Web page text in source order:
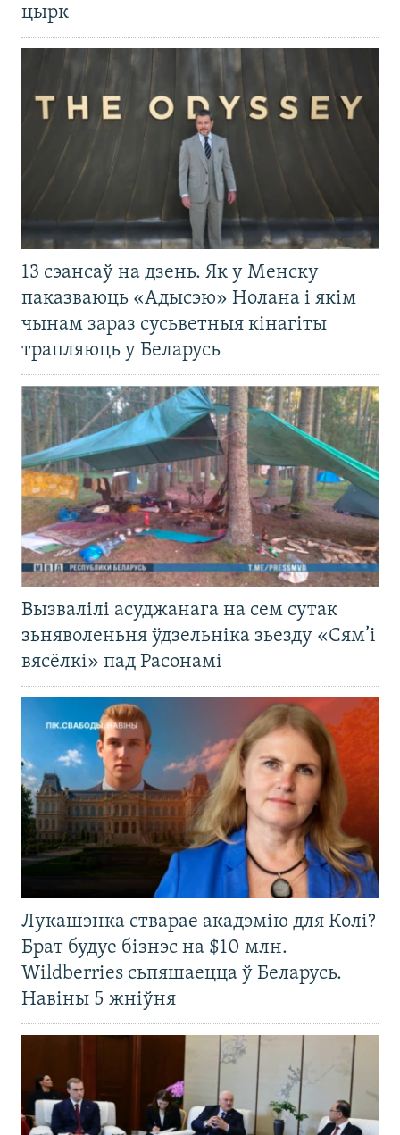
цырк
13 сэансаў на дзень. Як у Менску
паказваюць «Адысэю» Нолана і якім
чынам зараз сусьветныя кінагіты
трапляюць у Беларусь
Вызвалілі асуджанага на сем сутак
зьняволеньня ўдзельніка зьезду «Сям’і
вясёлкі» пад Расонамі
Лукашэнка стварае акадэмію для Колі?
Брат будуе бізнэс на $10 млн.
Wildberries сьпяшаецца ў Беларусь.
Навіны 5 жніўня